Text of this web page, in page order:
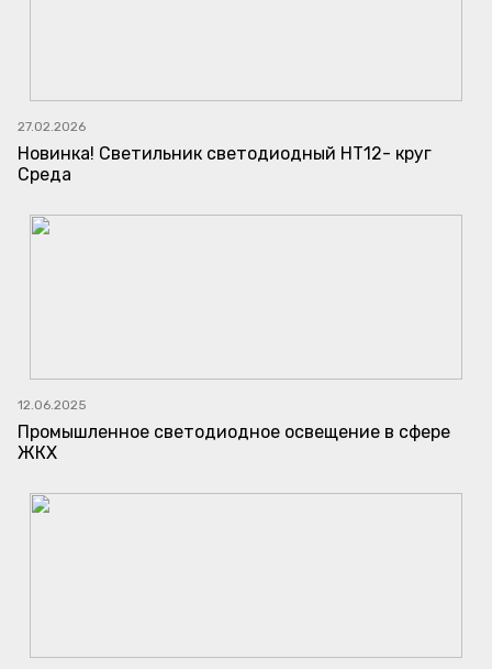
27.02.2026
Новинка! Светильник светодиодный НТ12- круг
Среда
12.06.2025
Промышленное светодиодное освещение в сфере
ЖКХ